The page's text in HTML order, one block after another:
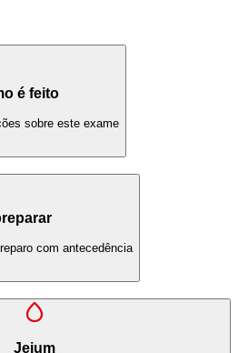
é feito
sobre este exame
com antecedência
Jejum